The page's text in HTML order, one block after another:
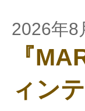
2026年8
『
ィン